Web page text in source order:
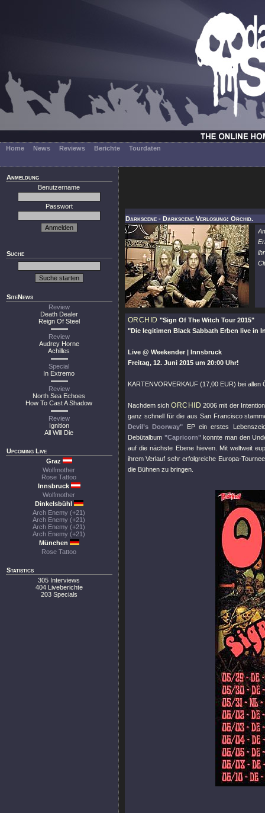
Home News Reviews Berichte Tourdaten
Anmeldung
Benutzername
Passwort
Suche
SiteNews
Review
Death Dealer
Reign Of Steel
Review
Audrey Horne
Achilles
Special
In Extremo
Review
North Sea Echoes
How To Cast A Shadow
Review
Ignition
All Will Die
Upcoming Live
Graz
Wolfmother
Rose Tattoo
Innsbruck
Wolfmother
Dinkelsbühl
Arch Enemy (+21)
Arch Enemy (+21)
Arch Enemy (+21)
Arch Enemy (+21)
München
Rose Tattoo
Statistics
305 Interviews
404 Liveberichte
203 Specials
Darkscene - Darkscene Verlosung: Orchid.
ORCHID"Sign Of The Witch Tour 2015"
"Die legitimen Black Sabbath Erben live in
Live @ Weekender | Innsbruck
Freitag, 12. Juni 2015 um 20:00 Uhr!
KARTENVORVERKAUF (17,00 EUR) bei allen
Nachdem sichORCHID 2006 mit der
ganz schnell für die aus San Francisco
Devil’s Doorway" EP ein erstes
Debütalbum "Capricorn"konnte man den
auf die nächste Ebene hieven. Mit weltweit
ihrem Verlauf sehr erfolgreiche Europa-
die Bühnen zu bringen.